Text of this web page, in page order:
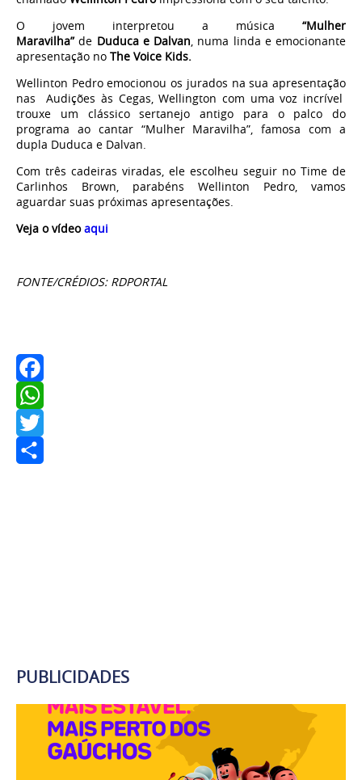
O jovem interpretou a música “Mulher
Maravilha”de Duduca e Dalvan, numa linda e emocionante
apresentação no The Voice Kids.
Wellinton Pedro emocionou os jurados na sua apresentação
nas Audições às Cegas, Wellington com uma voz incrível
trouxe um clássico sertanejo antigo para o palco do
programa ao cantar “Mulher Maravilha”, famosa com a
dupla Duduca e Dalvan.
Com três cadeiras viradas, ele escolheu seguir no Time de
Carlinhos Brown, parabéns Wellinton Pedro, vamos
aguardar suas próximas apresentações.
Veja o vídeoaqui
FONTE/CRÉDIOS: RDPORTAL
Facebook
WhatsApp
Twitter
PUBLICIDADES